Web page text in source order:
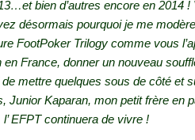
bien d’autres encore en 2014
désormais pourquoi je me
FootPoker Trilogy comme vous
en France, donner un nouveau
mettre quelques sous de côté et
Junior Kaparan, mon petit frère en
EFPT continuera de vivre !